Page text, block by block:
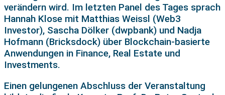
verändern wird. Im letzten Panel des Tages sprach
Hannah Klose mit Matthias Weissl (Web3
Investor), Sascha Dölker (dwpbank) und Nadja
Hofmann (Bricksdock) über Blockchain-basierte
Anwendungen in Finance, Real Estate und
Investments.
Einen gelungenen Abschluss der Veranstaltung